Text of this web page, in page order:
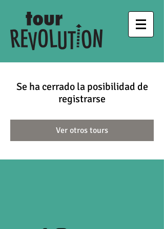
Se ha cerrado la posibilidad de
registrarse
Ver otros tours